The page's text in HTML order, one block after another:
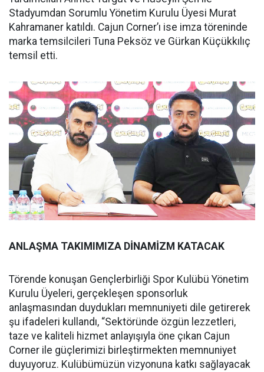
Stadyumdan Sorumlu Yönetim Kurulu Üyesi Murat
Kahramaner katıldı. Cajun Corner’ı ise imza töreninde
marka temsilcileri Tuna Peksöz ve Gürkan Küçükkılıç
temsil etti.
ANLAŞMA TAKIMIMIZA DİNAMİZM KATACAK
Törende konuşan Gençlerbirliği Spor Kulübü Yönetim
Kurulu Üyeleri, gerçekleşen sponsorluk
anlaşmasından duydukları memnuniyeti dile getirerek
şu ifadeleri kullandı, “Sektöründe özgün lezzetleri,
taze ve kaliteli hizmet anlayışıyla öne çıkan Cajun
Corner ile güçlerimizi birleştirmekten memnuniyet
duyuyoruz. Kulübümüzün vizyonuna katkı sağlayacak